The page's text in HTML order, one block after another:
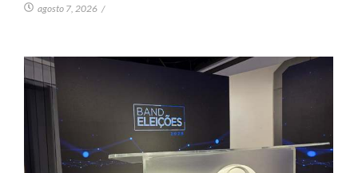
agosto 7, 2026 /